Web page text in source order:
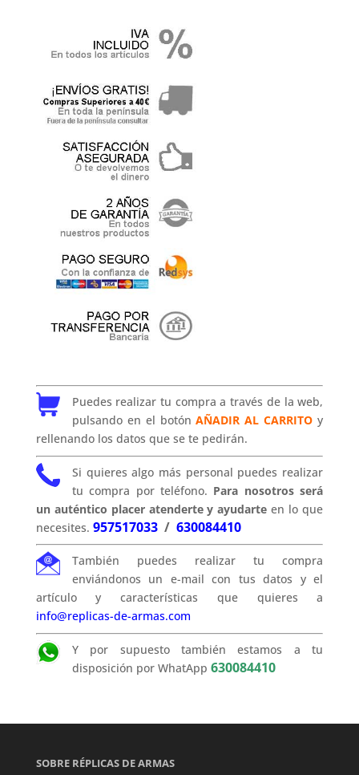
Puedes realizar tu compra a través de la web,
pulsando en el botónAÑADIR AL CARRITO y
rellenando los datos que se te pedirán.
Si quieres algo más personal puedes realizar
tu compra por teléfono. Para nosotros será
un auténtico placer atenderte y ayudarte en lo que
necesites. 957517033/ 630084410
También puedes realizar tu compra
enviándonos un e-mail con tus datos y el
artículo y características que quieres a
info@replicas-de-armas.com
Y por supuesto también estamos a tu
disposición por WhatApp 630084410
SOBRE RÉPLICAS DE ARMAS